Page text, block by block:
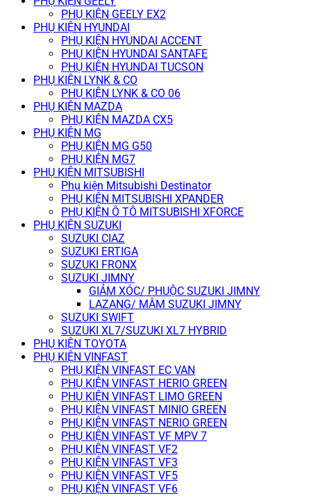
PHỤ KIỆN GEELY EX2
PHỤ KIỆN HYUNDAI
PHỤ KIỆN HYUNDAI ACCENT
PHỤ KIỆN HYUNDAI SANTAFE
PHỤ KIỆN HYUNDAI TUCSON
PHỤ KIỆN LYNK & CO
PHỤ KIỆN LYNK & CO 06
PHỤ KIỆN MAZDA
PHỤ KIỆN MAZDA CX5
PHỤ KIỆN MG
PHỤ KIỆN MG G50
PHỤ KIỆN MG7
PHỤ KIỆN MITSUBISHI
Phụ kiện Mitsubishi Destinator
PHỤ KIỆN MITSUBISHI XPANDER
PHỤ KIỆN Ô TÔ MITSUBISHI XFORCE
PHỤ KIỆN SUZUKI
SUZUKI CIAZ
SUZUKI ERTIGA
SUZUKI FRONX
SUZUKI JIMNY
GIẢM XÓC/ PHUỘC SUZUKI JIMNY
LAZANG/ MÂM SUZUKI JIMNY
SUZUKI SWIFT
SUZUKI XL7/SUZUKI XL7 HYBRID
PHỤ KIỆN TOYOTA
PHỤ KIỆN VINFAST
PHỤ KIỆN VINFAST EC VAN
PHỤ KIỆN VINFAST HERIO GREEN
PHỤ KIỆN VINFAST LIMO GREEN
PHỤ KIỆN VINFAST MINIO GREEN
PHỤ KIỆN VINFAST NERIO GREEN
PHỤ KIỆN VINFAST VF MPV 7
PHỤ KIỆN VINFAST VF2
PHỤ KIỆN VINFAST VF3
PHỤ KIỆN VINFAST VF5
PHỤ KIỆN VINFAST VF6